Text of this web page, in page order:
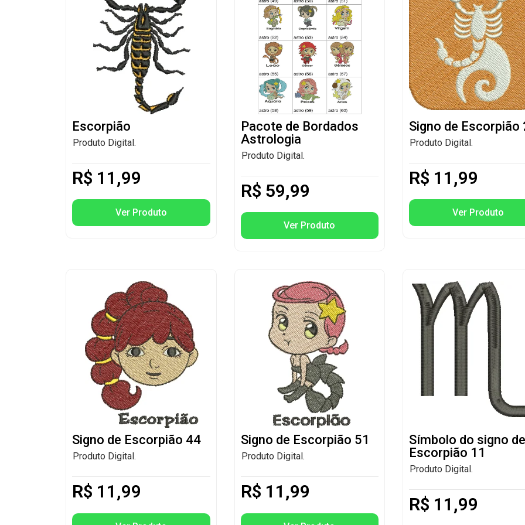
Escorpião
Produto Digital.
R$ 11,99
Ver Produto
Pacote de Bordados
Astrologia
Produto Digital.
R$ 59,99
Ver Produto
Signo de Escorpião
Produto Digital.
R$ 11,99
Ver Produto
Signo de Escorpião 44
Produto Digital.
R$ 11,99
Signo de Escorpião 51
Produto Digital.
R$ 11,99
Símbolo do signo de
Escorpião 11
Produto Digital.
R$ 11,99